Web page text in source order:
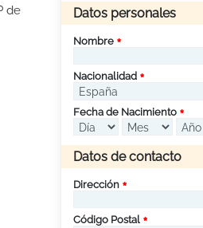
de
Datos personales
Nombre
Nacionalidad
Fecha de Nacimiento
Datos de contacto
Dirección
Código Postal